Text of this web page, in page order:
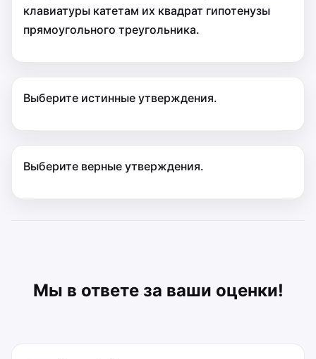
клавиатуры катетам их квадрат гипотенузы
прямоугольного треугольника.
Выберите истинные утверждения.
Выберите верные утверждения.
Мы в ответе за ваши оценки!